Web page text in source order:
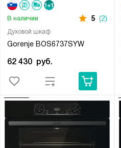
Духовой шкаф
Gorenje BOS6737SYW
В наличии 5 (2)
62 430 руб.